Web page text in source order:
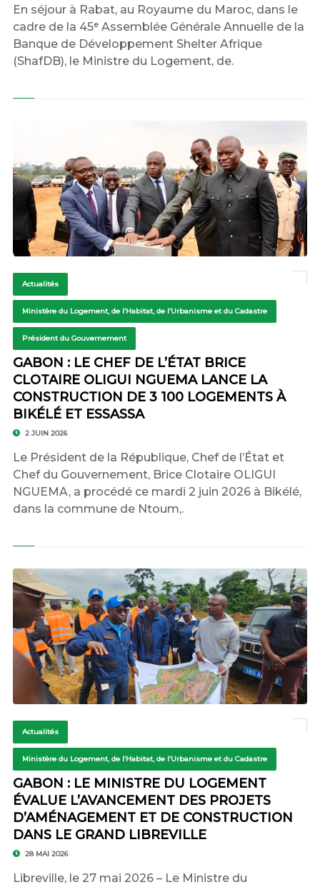
En séjour à Rabat, au Royaume du Maroc, dans le
cadre de la 45ᵉ Assemblée Générale Annuelle de la
Banque de Développement Shelter Afrique
(ShafDB), le Ministre du Logement, de.
Actualités
Ministère du Logement, de l’Habitat, de l’Urbanisme et du Cadastre
Président du Gouvernement
GABON : LE CHEF DE L’ÉTAT BRICE
CLOTAIRE OLIGUI NGUEMA LANCE LA
CONSTRUCTION DE 3 100 LOGEMENTS À
BIKÉLÉ ET ESSASSA
2 JUIN 2026
Le Président de la République, Chef de l’État et
Chef du Gouvernement, Brice Clotaire OLIGUI
NGUEMA, a procédé ce mardi 2 juin 2026 à Bikélé,
dans la commune de Ntoum,.
Actualités
Ministère du Logement, de l’Habitat, de l’Urbanisme et du Cadastre
GABON : LE MINISTRE DU LOGEMENT
ÉVALUE L’AVANCEMENT DES PROJETS
D’AMÉNAGEMENT ET DE CONSTRUCTION
DANS LE GRAND LIBREVILLE
28 MAI 2026
Libreville, le 27 mai 2026 – Le Ministre du